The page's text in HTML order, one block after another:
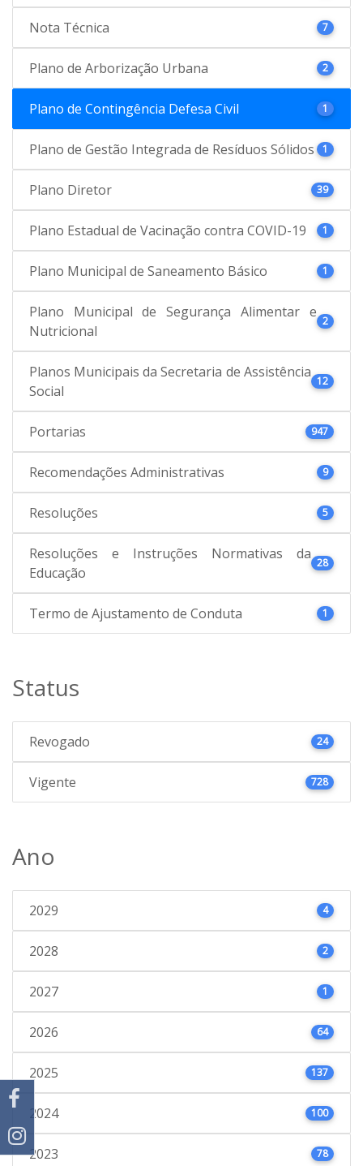
Nota Técnica 7
Plano de Arborização Urbana 2
Plano de Contingência Defesa Civil 1
Plano de Gestão Integrada de Resíduos Sólidos 1
Plano Diretor 39
Plano Estadual de Vacinação contra COVID-19 1
Plano Municipal de Saneamento Básico 1
Plano Municipal de Segurança Alimentar e
Nutricional
2
Planos Municipais da Secretaria de Assistência
Social
12
Portarias 947
Recomendações Administrativas 9
Resoluções 5
Resoluções e Instruções Normativas da
Educação
28
Termo de Ajustamento de Conduta 1
Status
Revogado 24
Vigente 728
Ano
2029 4
2028 2
2027 1
2026 64
2025 137
2024 100
2023 78